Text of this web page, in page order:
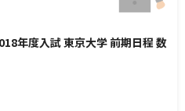
年度入試 東京大学 前期日程 数